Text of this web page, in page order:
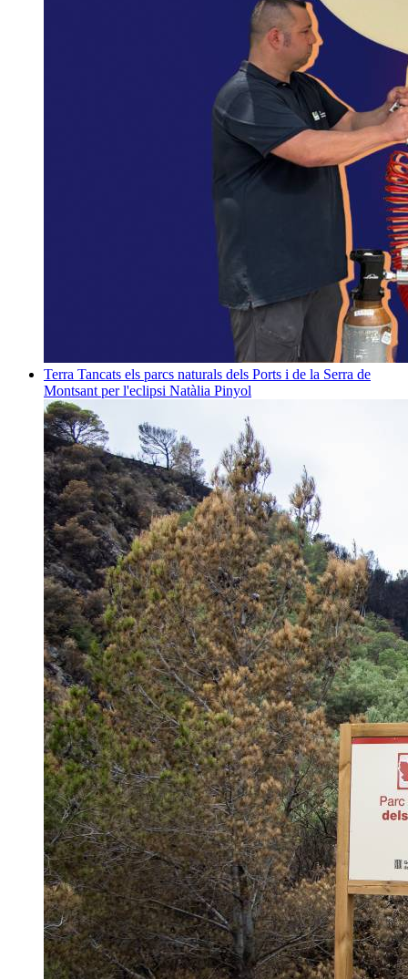
Terra Tancats els parcs naturals dels Ports i de la Serra de
Montsant per l'eclipsi Natàlia Pinyol